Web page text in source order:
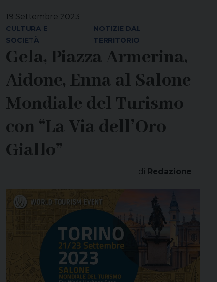
19 Settembre 2023
CULTURA E
SOCIETÀ
NOTIZIE DAL
TERRITORIO
Gela, Piazza Armerina,
Aidone, Enna al Salone
Mondiale del Turismo
con “La Via dell’Oro
Giallo”
di Redazione